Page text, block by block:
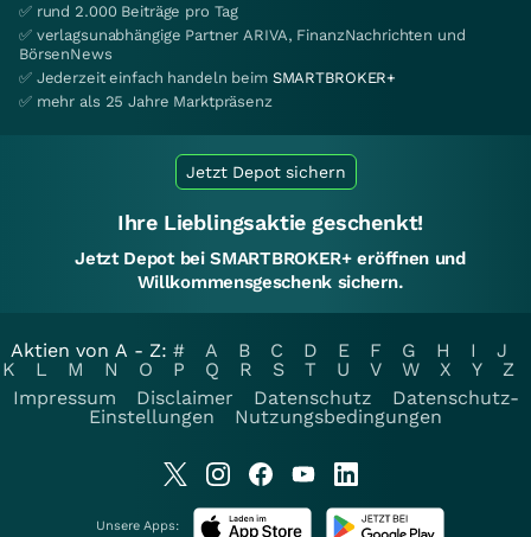
✅ rund 2.000 Beiträge pro Tag
✅ verlagsunabhängige Partner ARIVA, FinanzNachrichten und
BörsenNews
✅ Jederzeit einfach handeln beim SMARTBROKER+
✅ mehr als 25 Jahre Marktpräsenz
Jetzt Depot sichern
Ihre Lieblingsaktie geschenkt!
Jetzt Depot bei SMARTBROKER+ eröffnen und
Willkommensgeschenk sichern.
Aktien von A - Z: # A B C D E F G H I
J
K
L M N O P Q R S T U V W X Y
Z
Impressum
Disclaimer Datenschutz
Datenschutz-
Einstellungen
Nutzungsbedingungen
Unsere Apps: